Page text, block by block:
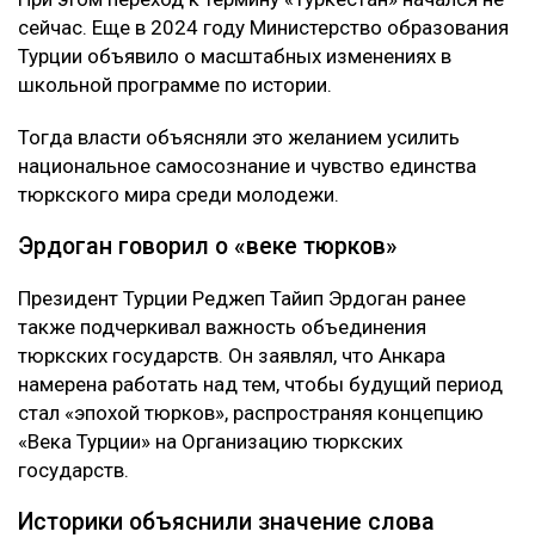
сейчас. Еще в 2024 году Министерство образования
Турции объявило о масштабных изменениях в
школьной программе по истории.
Тогда власти объясняли это желанием усилить
национальное самосознание и чувство единства
тюркского мира среди молодежи.
Эрдоган говорил о «веке тюрков»
Президент Турции Реджеп Тайип Эрдоган ранее
также подчеркивал важность объединения
тюркских государств. Он заявлял, что Анкара
намерена работать над тем, чтобы будущий период
стал «эпохой тюрков», распространяя концепцию
«Века Турции» на Организацию тюркских
государств.
Историки объяснили значение слова